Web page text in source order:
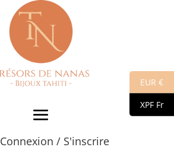
Connexion / S'inscrire
EUR €
XPF Fr